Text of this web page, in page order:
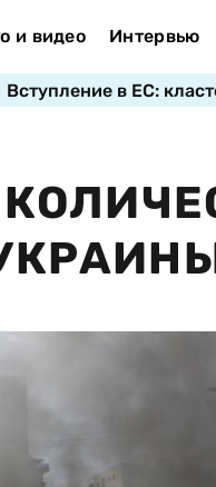
и видео Интервью
Вступление в ЕС: